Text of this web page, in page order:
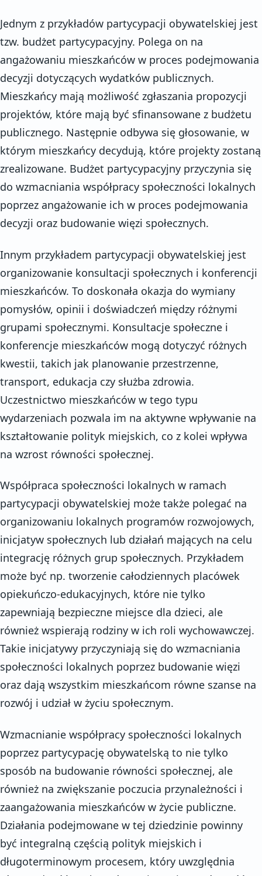
Jednym z przykładów partycypacji obywatelskiej jest
tzw. budżet partycypacyjny. Polega on na
angażowaniu mieszkańców w proces podejmowania
decyzji dotyczących wydatków publicznych.
Mieszkańcy mają możliwość zgłaszania propozycji
projektów, które mają być sfinansowane z budżetu
publicznego. Następnie odbywa się głosowanie, w
którym mieszkańcy decydują, które projekty zostaną
zrealizowane. Budżet partycypacyjny przyczynia się
do wzmacniania współpracy społeczności lokalnych
poprzez angażowanie ich w proces podejmowania
decyzji oraz budowanie więzi społecznych.
Innym przykładem partycypacji obywatelskiej jest
organizowanie konsultacji społecznych i konferencji
mieszkańców. To doskonała okazja do wymiany
pomysłów, opinii i doświadczeń między różnymi
grupami społecznymi. Konsultacje społeczne i
konferencje mieszkańców mogą dotyczyć różnych
kwestii, takich jak planowanie przestrzenne,
transport, edukacja czy służba zdrowia.
Uczestnictwo mieszkańców w tego typu
wydarzeniach pozwala im na aktywne wpływanie na
kształtowanie polityk miejskich, co z kolei wpływa
na wzrost równości społecznej.
Współpraca społeczności lokalnych w ramach
partycypacji obywatelskiej może także polegać na
organizowaniu lokalnych programów rozwojowych,
inicjatyw społecznych lub działań mających na celu
integrację różnych grup społecznych. Przykładem
może być np. tworzenie całodziennych placówek
opiekuńczo-edukacyjnych, które nie tylko
zapewniają bezpieczne miejsce dla dzieci, ale
również wspierają rodziny w ich roli wychowawczej.
Takie inicjatywy przyczyniają się do wzmacniania
społeczności lokalnych poprzez budowanie więzi
oraz dają wszystkim mieszkańcom równe szanse na
rozwój i udział w życiu społecznym.
Wzmacnianie współpracy społeczności lokalnych
poprzez partycypację obywatelską to nie tylko
sposób na budowanie równości społecznej, ale
również na zwiększanie poczucia przynależności i
zaangażowania mieszkańców w życie publiczne.
Działania podejmowane w tej dziedzinie powinny
być integralną częścią polityk miejskich i
długoterminowym procesem, który uwzględnia